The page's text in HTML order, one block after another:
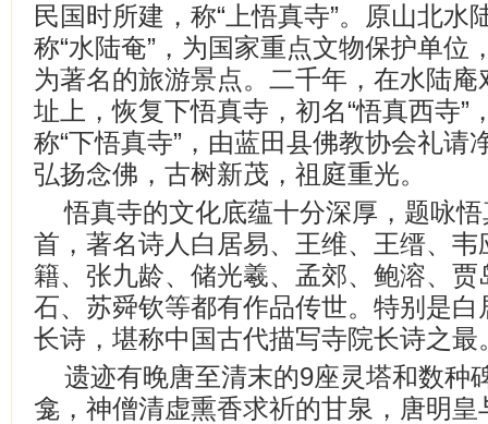
民国时所建，称“上悟真寺”。原山北水
称“水陆奄”，为国家重点文物保护单位
为著名的旅游景点。二千年，在水陆
址上，恢复下悟真寺，初名“悟真西寺”
称“下悟真寺”，由蓝田县佛教协会礼请
弘扬念佛，古树新茂，祖庭重光。
悟真寺的文化底蕴十分深厚，题咏
首，著名诗人白居易、王维、王缙、
籍、张九龄、储光羲、孟郊、鲍溶、
石、苏舜钦等都有作品传世。特别是
长诗，堪称中国古代描写寺院长诗之最
遗迹有晚唐至清末的9座灵塔和数种
龛，神僧清虚熏香求祈的甘泉，唐明